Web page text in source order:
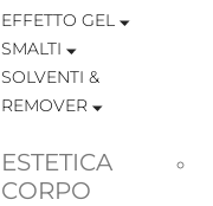
EFFETTO GEL
SMALTI
SOLVENTI &
REMOVER
ESTETICA
CORPO